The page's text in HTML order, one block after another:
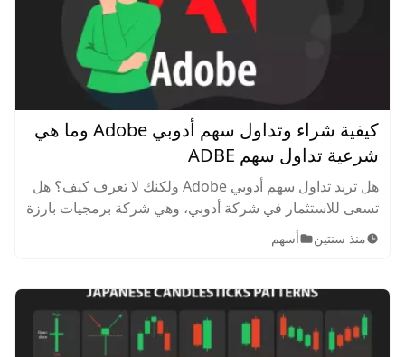
كيفية شراء وتداول سهم أدوبي Adobe وما هي
شرعية تداول سهم ADBE
هل تريد تداول سهم أدوبي Adobe ولكنك لا تعرف كيف؟ هل
تسعى للاستثمار في شركة أدوبي، وهي شركة برمجيات بارزة
ذات شهرة عالمية، اكتسبت شهرة واسعة النطاق ببرامجها
البرمجية المنتشرة في كل مكان.
منذ سنتين أسهم